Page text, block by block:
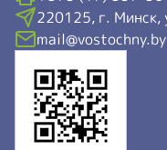
220125, г. Минск,
mail@vostochny.by